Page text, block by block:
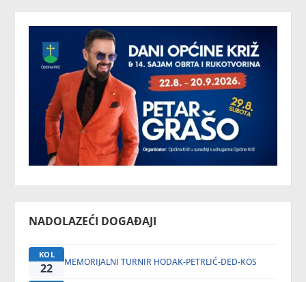
NADOLAZEĆI DOGAĐAJI
KOL
22 MEMORIJALNI TURNIR HODAK-PETRLIĆ-DED-KOS